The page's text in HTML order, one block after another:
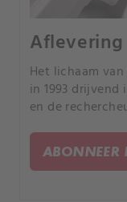
Het lichaam
in 1993
en de
technologie een
vermoedde.
ABONNEER